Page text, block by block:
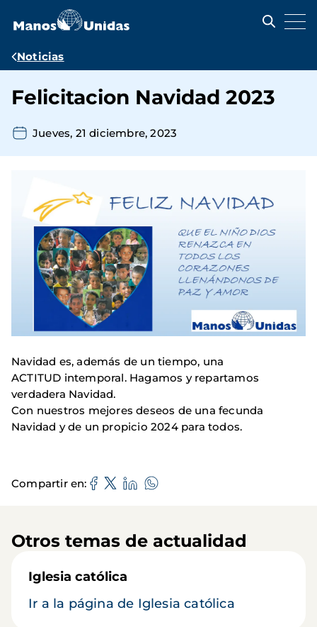
contenido
Ruta
navegación
Noticias
Felicitacion Navidad 2023
Jueves, 21 diciembre, 2023
Navidad es, además de un tiempo, una
ACTITUD intemporal. Hagamos y repartamos
verdadera Navidad.
Con nuestros mejores deseos de una fecunda
Navidad y de un propicio 2024 para todos.
Compartir en
Otros temas de actualidad
Iglesia católica
Ir a la página de Iglesia católica